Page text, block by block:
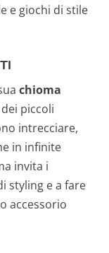
e giochi di stile
chioma
piccoli
intrecciare,
in infinite
invita i
styling e a fare
accessorio